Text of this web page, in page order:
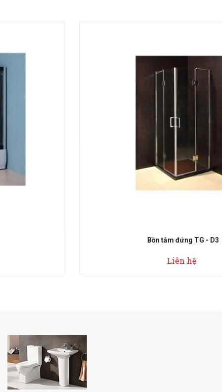
Bồn tắm đứng TG - D3